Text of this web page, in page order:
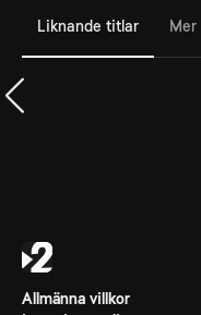
Liknande titlar
Allmänna villkor